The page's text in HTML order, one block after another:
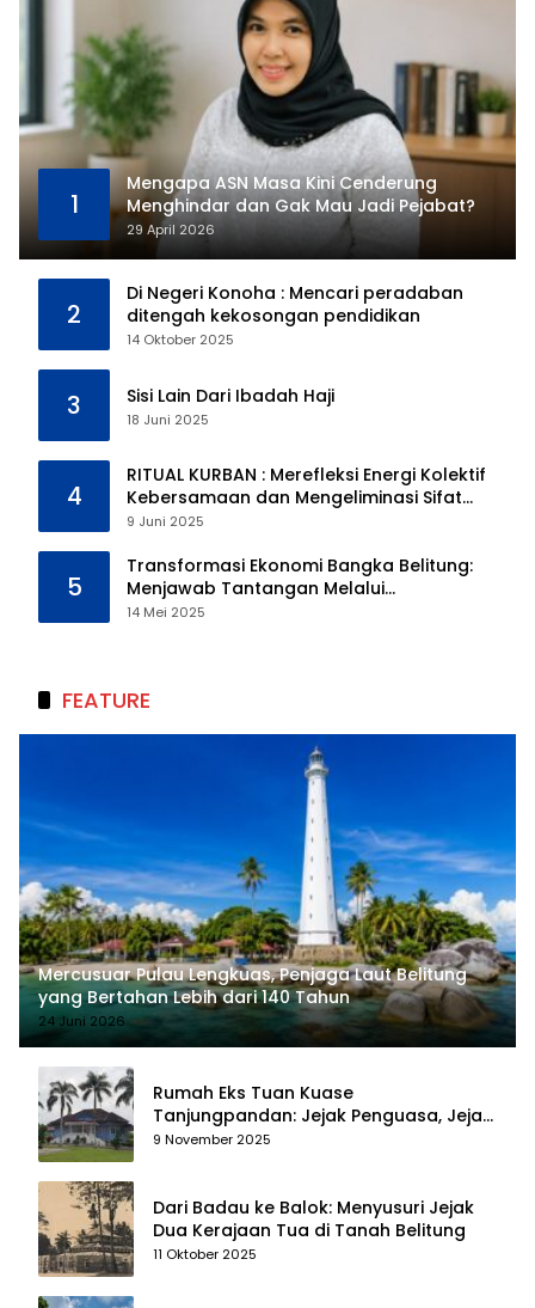
1
Mengapa ASN Masa Kini Cenderung
Menghindar dan Gak Mau Jadi Pejabat?
29 April 2026
2
Di Negeri Konoha : Mencari peradaban
ditengah kekosongan pendidikan
14 Oktober 2025
3 Sisi Lain Dari Ibadah Haji
18 Juni 2025
4
RITUAL KURBAN : Merefleksi Energi Kolektif
Kebersamaan dan Mengeliminasi Sifat
Kebinatangan Manusia
9 Juni 2025
5
Transformasi Ekonomi Bangka Belitung:
Menjawab Tantangan Melalui
Pengelolaan Sumber Daya Alam yang
14 Mei 2025
FEATURE
Mercusuar Pulau Lengkuas, Penjaga Laut Belitung
yang Bertahan Lebih dari 140 Tahun
24 Juni 2026
Rumah Eks Tuan Kuase
Tanjungpandan: Jejak Penguasa, Jejak
Kenangan
9 November 2025
Dari Badau ke Balok: Menyusuri Jejak
Dua Kerajaan Tua di Tanah Belitung
11 Oktober 2025